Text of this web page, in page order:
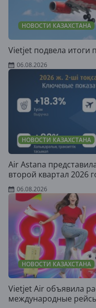
НОВОСТИ КАЗАХСТАНА
Vietjet подвела итоги
06.08.2026
НОВОСТИ КАЗАХСТАНА
Air Astana
второй квартал 2026
06.08.2026
НОВОСТИ КАЗАХСТАНА
Vietjet Air объявила
международные